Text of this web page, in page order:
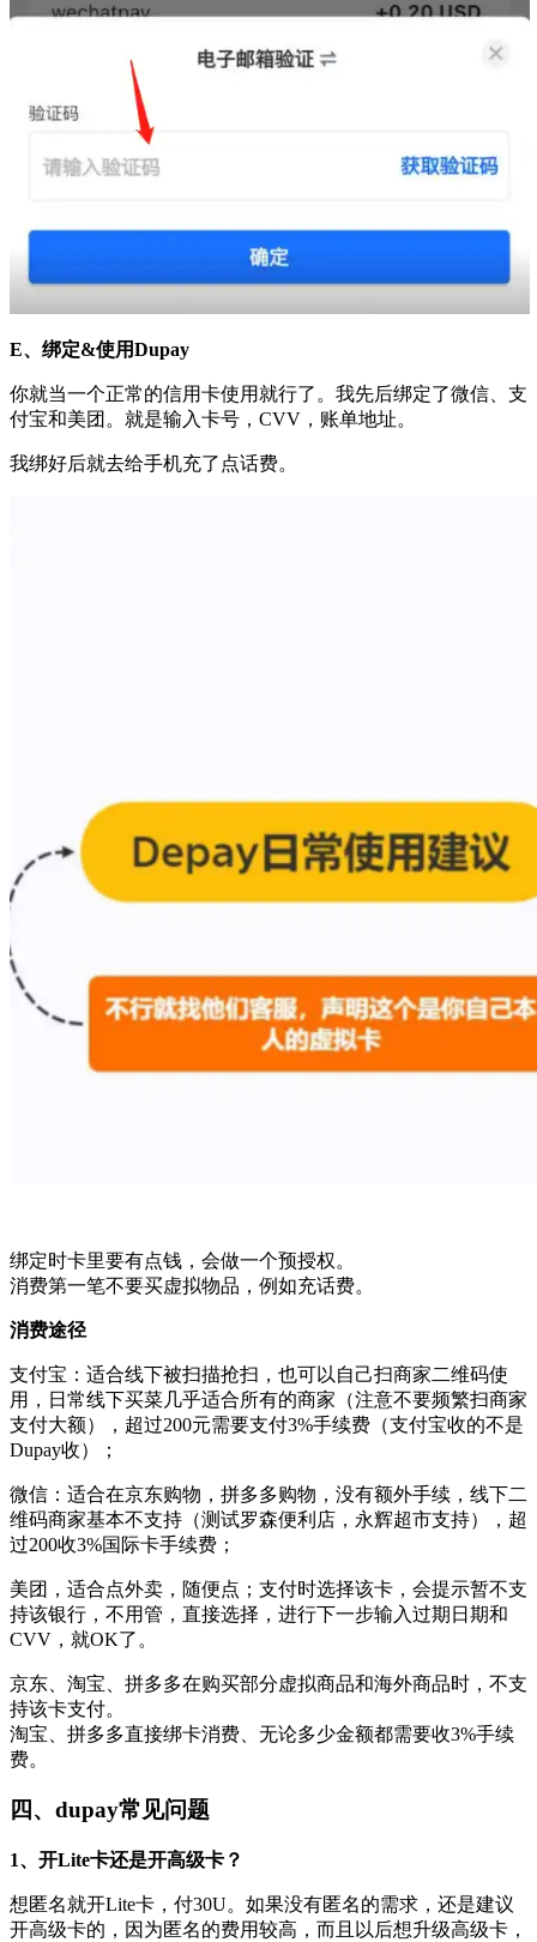
E、绑定&使用Dupay
你就当一个正常的信用卡使用就行了。我先后绑定了微信、支
付宝和美团。就是输入卡号，CVV，账单地址。
我绑好后就去给手机充了点话费。
绑定时卡里要有点钱，会做一个预授权。
消费第一笔不要买虚拟物品，例如充话费。
消费途径
支付宝：适合线下被扫描抢扫，也可以自己扫商家二维码使
用，日常线下买菜几乎适合所有的商家（注意不要频繁扫商家
支付大额），超过200元需要支付3%手续费（支付宝收的不是
Dupay收）；
微信：适合在京东购物，拼多多购物，没有额外手续，线下二
维码商家基本不支持（测试罗森便利店，永辉超市支持），超
过200收3%国际卡手续费；
美团，适合点外卖，随便点；支付时选择该卡，会提示暂不支
持该银行，不用管，直接选择，进行下一步输入过期日期和
CVV，就OK了。
京东、淘宝、拼多多在购买部分虚拟商品和海外商品时，不支
持该卡支付。
淘宝、拼多多直接绑卡消费、无论多少金额都需要收3%手续
费。
四、dupay常见问题
1、开Lite卡还是开高级卡？
想匿名就开Lite卡，付30U。如果没有匿名的需求，还是建议
开高级卡的，因为匿名的费用较高，而且以后想升级高级卡，